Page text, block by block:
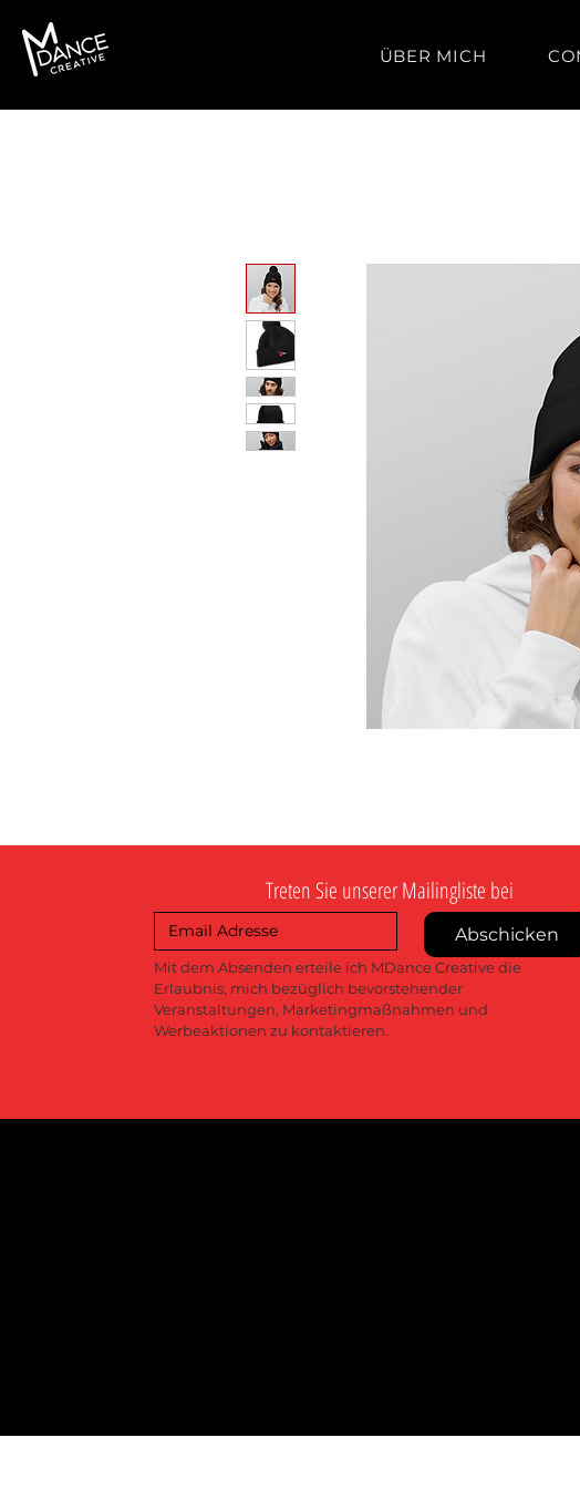
ÜBER MICH
Treten Sie unserer Mailingliste bei
Abschicken
Mit dem Absenden erteile ich MDance Creative die
Erlaubnis, mich bezüglich bevorstehender
Veranstaltungen, Marketingmaßnahmen und
Werbeaktionen zu kontaktieren.